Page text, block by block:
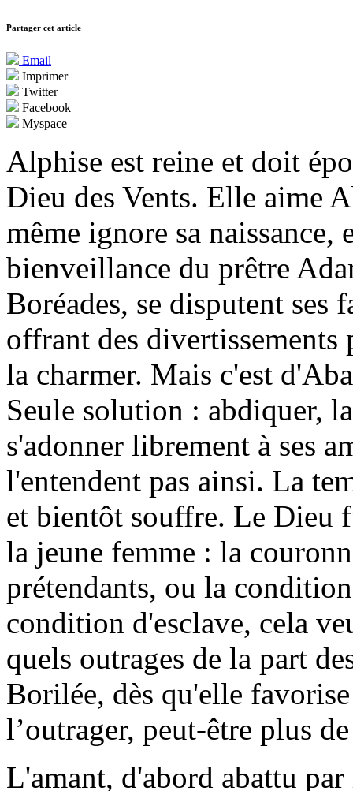
Partager cet article
Email
Imprimer
Twitter
Facebook
Myspace
Alphise est reine et doit
Dieu des Vents. Elle aime
même ignore sa naissance,
bienveillance du prêtre
Boréades, se disputent ses
offrant des
la charmer. Mais c'est
Seule solution : abdiquer,
s'adonner librement à ses
l'entendent pas ainsi. La
et bientôt souffre. Le Dieu
la jeune femme : la
prétendants, ou la
condition d'esclave, cela
quels outrages de la part
Borilée, dès qu'elle
l’outrager, peut-être plus
L'amant, d'abord abattu